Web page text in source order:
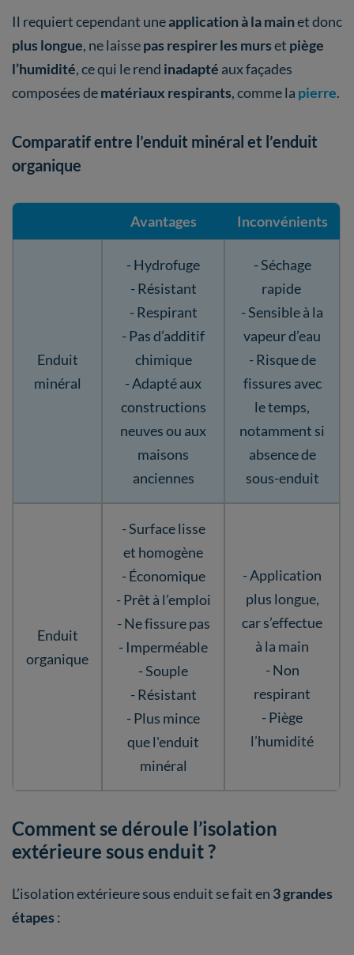
Il requiert cependant uneapplication à la mainet donc
plus longue, ne laissepas respirer les murset piège
l’humidité, ce qui le rend inadapté aux façades
composées dematériaux respirants, comme la pierre.
Comparatif entre l’enduit minéral et l’enduit
organique
Avantages Inconvénients
Enduit
minéral
- Hydrofuge
- Résistant
- Respirant
- Pas d’additif
chimique
- Adapté aux
constructions
neuves ou aux
maisons
anciennes
- Séchage
rapide
- Sensible à la
vapeur d’eau
- Risque de
fissures avec
le temps,
notamment si
absence de
sous-enduit
Enduit
organique
- Surface lisse
et homogène
- Économique
- Prêt à l’emploi
- Ne fissure pas
- Imperméable
- Souple
- Résistant
- Plus mince
que l'enduit
minéral
- Application
plus longue,
car s’effectue
à la main
- Non
respirant
- Piège
l’humidité
Comment se déroule l’isolation
extérieure sous enduit ?
L’isolation extérieure sous enduit se fait en 3 grandes
étapes :